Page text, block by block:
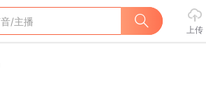
上传